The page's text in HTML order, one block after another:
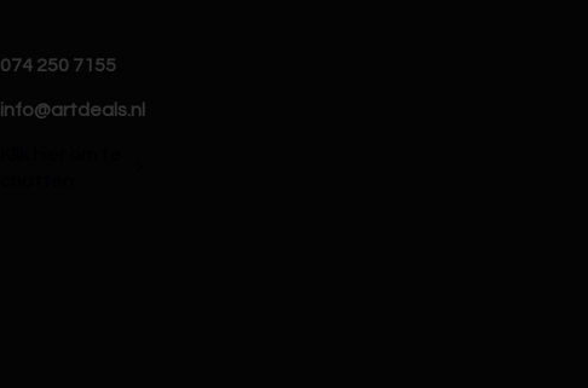
074 250 7155
info@artdeals.nl